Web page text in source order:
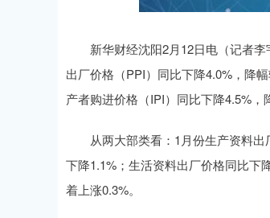
新华财经沈阳2月12日电（记者李
出厂价格（PPI）同比下降4.0%，降
产者购进价格（IPI）同比下降4.5%，
从两大部类看：1月份生产资料出
下降1.1%；生活资料出厂价格同比下
着上涨0.3%。
1.02% 深证成指 14311.01